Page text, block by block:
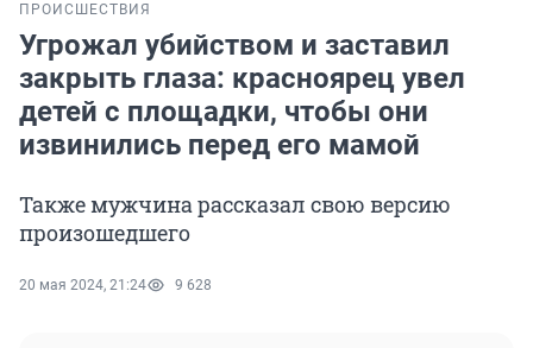
ПРОИСШЕСТВИЯ
Угрожал убийством и заставил
закрыть глаза: красноярец увел
детей с площадки, чтобы они
извинились перед его мамой
Также мужчина рассказал свою версию
произошедшего
20 мая 2024, 21:24 9 628